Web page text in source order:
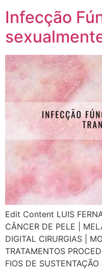
Infecção
Edit Content LUIS
CÂNCER DE PELE |
DIGITAL CIRURGIAS |
TRATAMENTOS
FIOS DE